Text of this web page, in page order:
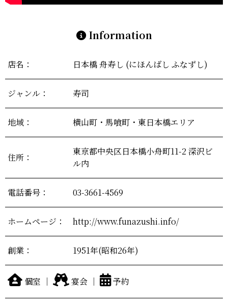
Information
店名： 日本橋 舟寿し (にほんばし ふなずし)
ジャンル： 寿司
地域： 横山町・馬喰町・東日本橋エリア
住所：
東京都中央区日本橋小舟町11-2 深沢ビ
ル内
電話番号： 03-3661-4569
ホームページ： http://www.funazushi.info/
創業： 1951年(昭和26年)
個室 ｜ 宴会 ｜ 予約